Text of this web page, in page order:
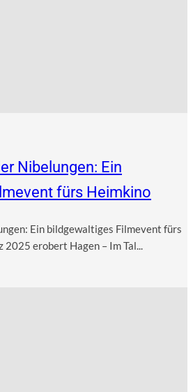
Nibelungen: Ein
fürs Heimkino
Ein bild­ge­wal­ti­ges Fil­me­vent fürs
2025 erobert Hagen – Im Tal...